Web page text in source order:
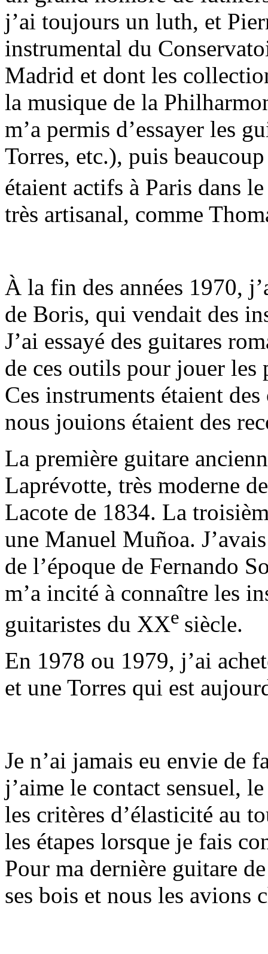
j’ai toujours un luth, et
instrumental du
Madrid et dont les
la musique de la
m’a permis d’essayer les
Torres, etc.), puis
étaient actifs à Paris dans
très artisanal, comme
À la fin des années 1970,
de Boris, qui vendait des
J’ai essayé des guitares
de ces outils pour jouer les
Ces instruments étaient
nous jouions étaient des
La première guitare
Laprévotte, très moderne
Lacote de 1834. La
une Manuel Muñoa.
de l’époque de Fernando
m’a incité à connaître les
guitaristes du XXe siècle.
En 1978 ou 1979, j’ai
et une Torres qui est
Je n’ai jamais eu envie de
j’aime le contact sensuel,
les critères d’élasticité au
les étapes lorsque je fais
Pour ma dernière guitare
ses bois et nous les avions